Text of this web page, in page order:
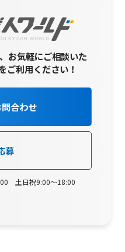
お気軽にご相談いた
ご利用ください！
合わせ
募
土日祝9:00～18:00